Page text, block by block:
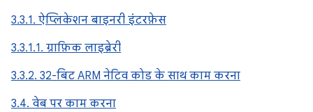
3.3.1. ऐप्लिकेशन बाइनरी इंटरफ़ेस
3.3.1.1. ग्राफ़िक लाइब्रेरी
3.3.2. 32-बिट ARM नेटिव कोड के साथ काम करना
3.4. वेब पर काम करना